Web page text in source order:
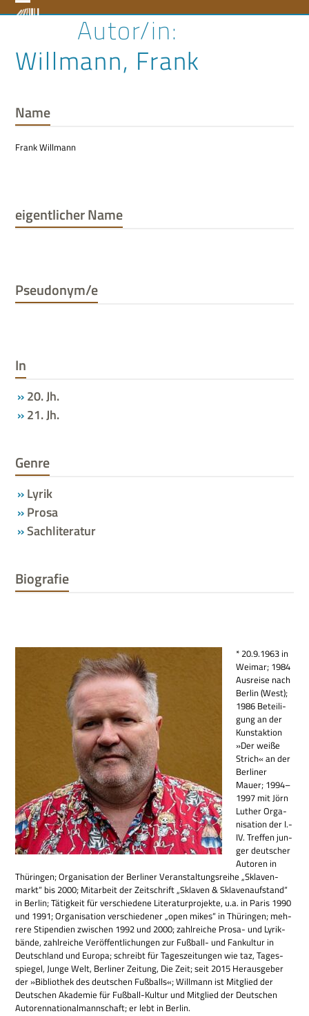
to Open
menu
Close
menu
Willmann, Frank
Name
Frank Willmann
eigentlicher Name
Pseudonym/e
In
20. Jh.
21. Jh.
Genre
Lyrik
Prosa
Sachliteratur
Biografie
* 20.9.1963 in
Wei­mar; 1984
Aus­reise nach
Ber­lin (West);
1986 Betei­li­
gung an der
Kunst­ak­tion
»Der weiße
Strich« an der
Ber­li­ner
Mauer; 1994–
1997 mit Jörn
Luther Orga­
ni­sa­tion der I.-
IV. Tref­fen jun­
ger deut­scher
Autoren in
Thü­rin­gen; Orga­ni­sa­tion der Ber­li­ner Ver­an­stal­tungs­reihe „Skla­ven­
markt“ bis 2000; Mit­ar­beit der Zeit­schrift „Skla­ven & Skla­ven­auf­stand“
in Ber­lin; Tätig­keit für ver­schie­dene Lite­ra­tur­pro­jekte, u.a. in Paris 1990
und 1991; Orga­ni­sa­tion ver­schie­de­ner „open mikes“ in Thü­rin­gen; meh­
rere Sti­pen­dien zwi­schen 1992 und 2000; zahl­rei­che Prosa- und Lyrik­
bände, zahl­rei­che Ver­öf­fent­li­chun­gen zur Fuß­ball- und Fan­kul­tur in
Deutsch­land und Europa; schreibt für Tages­zei­tun­gen wie taz, Tages­
spie­gel, Junge Welt, Ber­li­ner Zei­tung, Die Zeit; seit 2015 Her­aus­ge­ber
der »Biblio­thek des deut­schen Fuß­balls«; Will­mann ist Mit­glied der
Deut­schen Aka­de­mie für Fuß­ball-Kul­tur und Mit­glied der Deut­schen
Autoren­na­tio­nal­mann­schaft; er lebt in Berlin.